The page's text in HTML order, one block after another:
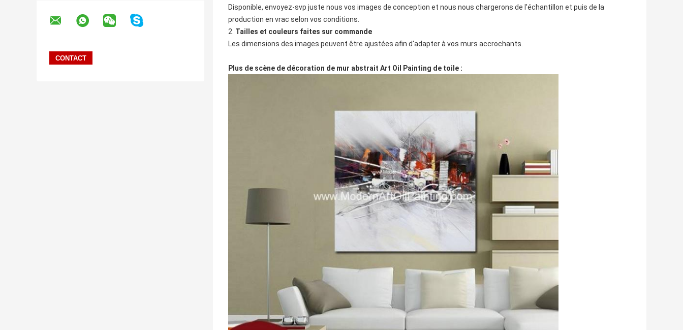
Disponible, envoyez-svp juste nous vos images de conception et nous nous chargerons de l'échantillon et puis de la
production en vrac selon vos conditions.
2. Tailles et couleurs faites sur commande
Les dimensions des images peuvent être ajustées afin d'adapter à vos murs accrochants.
Plus de scène de décoration de mur abstrait Art Oil Painting de toile :